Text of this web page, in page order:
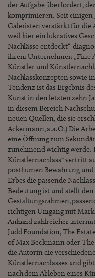
der Aufgabe überfordert,
komprimieren. Seit einigen
Galeristen verstärkt für die
weil hier ein lukratives
Nachlässe entdeckt“,
ihrem Unternehmen „Fine
Künstler und
Nachlasskonzepten sowie
Tendenz ist das Ergebnis
Kunst in den letzten zehn
in diesem Bereich
neuen Quellen, die sie
Ackermann, a.a.O.) Die
eine Öffnung zum
zunehmend wichtig werde.
Künstlernachlass“ vertritt
posthumen Bewahrung
Erbes die passende
Bedeutung ist und stellt
Gestaltungsrahmen,
richtigen Umgang mit
Anhand zahlreicher
Judd Foundation, The
of Max Beckmann oder
die Autorin die
Künstlernachlasses und
nach dem Ableben eines